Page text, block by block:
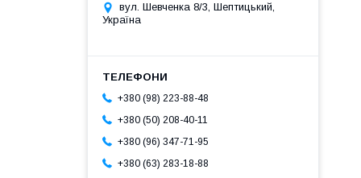
вул. Шевченка 8/3, Шептицький,
Україна
+380 (98) 223-88-48
+380 (50) 208-40-11
+380 (96) 347-71-95
+380 (63) 283-18-88